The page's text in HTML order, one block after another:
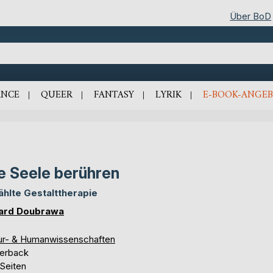
Über BoD
QUEER FANTASY LYRIK E-BOOK-
Seele berühren
Gestalttherapie
Doubrawa
& Humanwissenschaften